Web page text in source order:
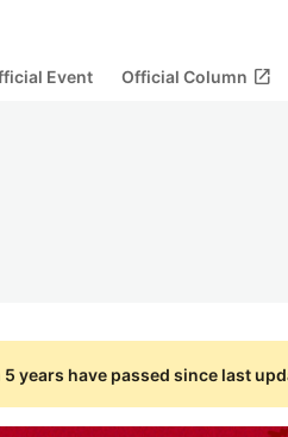
Event Official Column open_in_new
years have passed since last